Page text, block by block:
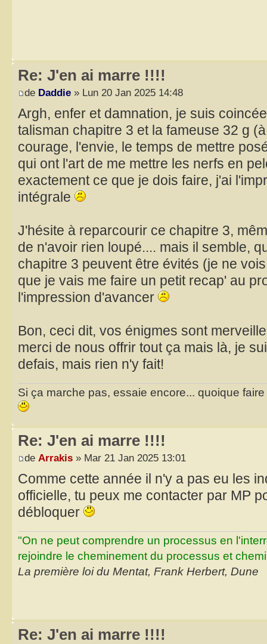
Re: J'en ai marre !!!!
de Daddie » Lun 20 Jan 2025 14:48
Argh, enfer et damnation, je suis
talisman chapitre 3 et la fameuse 32 g
courage, l'envie, le temps de mettre
qui ont l'art de me mettre les nerfs en
exactement ce que je dois faire, j'ai
intégrale
J'hésite à reparcourir ce chapitre 3,
de n'avoir rien loupé.... mais il semble,
chapitre 3 peuvent être évités (je ne
que je vais me faire un petit recap' au
l'impression d'avancer
Bon, ceci dit, vos énigmes sont
merci de nous offrir tout ça mais là, je
defais, mais rien n'y fait!
Si ça marche pas, essaie encore... quoique
Re: J'en ai marre !!!!
de Arrakis » Mar 21 Jan 2025 13:01
Comme cette année il n'y a pas eu les
officielle, tu peux me contacter par MP
débloquer
"On ne peut comprendre un processus en
rejoindre le cheminement du processus et
La première loi du Mentat, Frank Herbert, Dune
Re: J'en ai marre !!!!